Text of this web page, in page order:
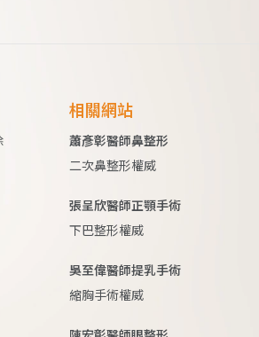
相關網站
蕭彥彰醫師鼻整形
二次鼻整形權威
張呈欣醫師正顎手術
下巴整形權威
吳至偉醫師提乳手術
縮胸手術權威